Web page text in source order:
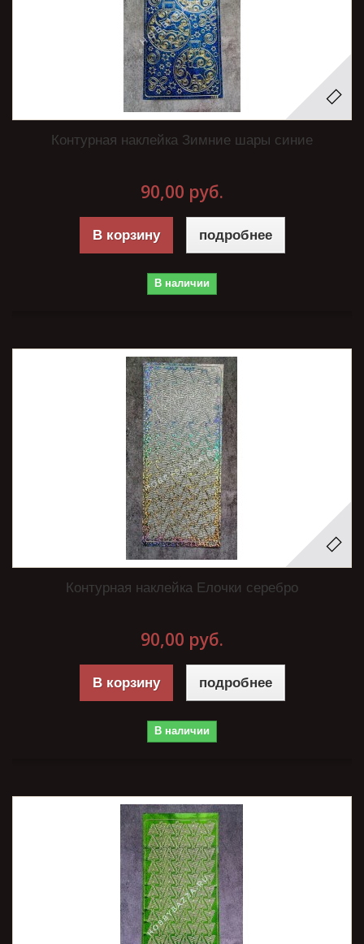
Контурная наклейка Зимние шары синие
90,00 руб.
В корзину подробнее
В наличии
Контурная наклейка Елочки серебро
90,00 руб.
В корзину подробнее
В наличии